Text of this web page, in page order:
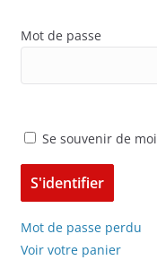
Mot de passe
Se souvenir de moi
Mot de passe perdu
Voir votre panier